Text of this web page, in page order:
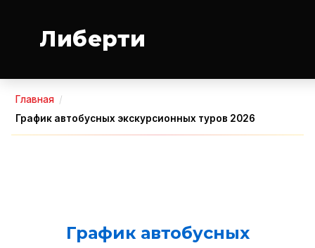
Либерти
Главная /
График автобусных экскурсионных туров 2026
График автобусных